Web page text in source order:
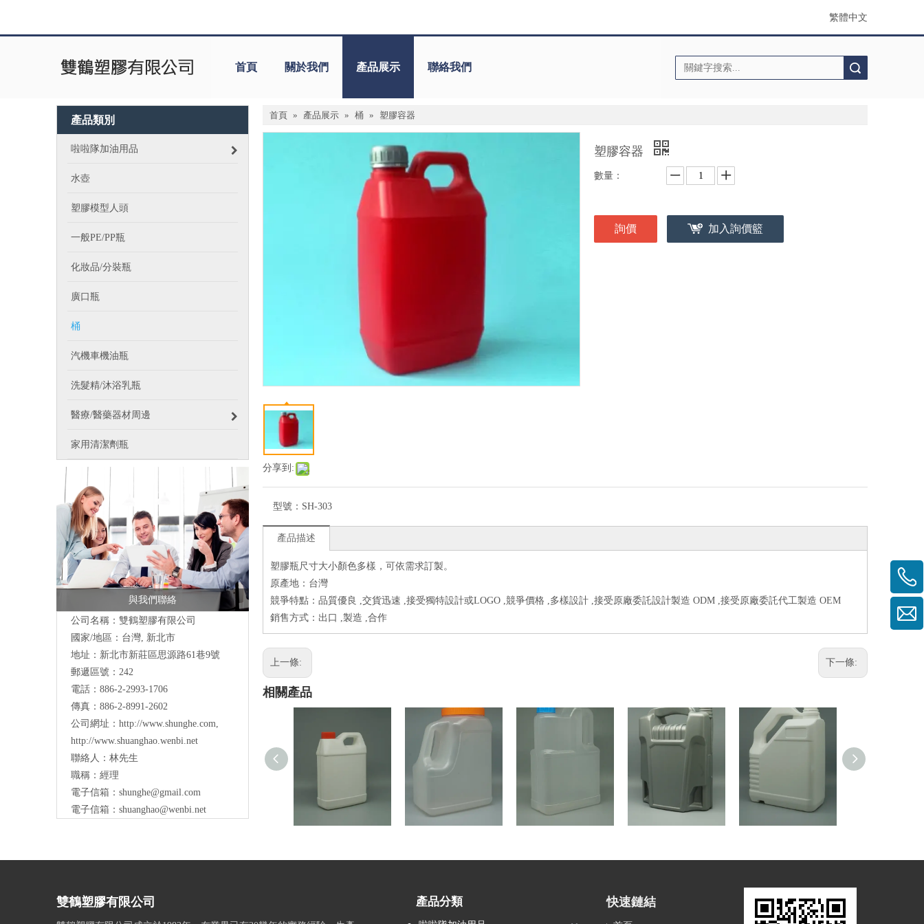
繁體中文
首頁 關於我們 產品展示 聯絡我們
產品類別
啦啦隊加油用品
水壺
塑膠模型人頭
一般PE/PP瓶
化妝品/分裝瓶
廣口瓶
桶
汽機車機油瓶
洗髮精/沐浴乳瓶
醫療/醫藥器材周邊
家用清潔劑瓶
與我們聯絡
公司名稱：雙鶴塑膠有限公司
國家/地區：台灣, 新北市
地址： 新北市新莊區思源路61巷9號
郵遞區號：242
電話：886-2-2993-1706
傳真：886-2-8991-2602
公司網址： http://www.shunghe.com,
http://www.shuanghao.wenbi.net
聯絡人：林先生
職稱：經理
電子信箱： shunghe@gmail.com
電子信箱： shuanghao@wenbi.net
首頁 » 產品展示 » 桶 » 塑膠容器
分享到:
塑膠容器
數量：
詢價 加入詢價籃
型號： SH-303
產品描述
塑膠瓶尺寸大小顏色多樣，可依需求訂製。
原產地：台灣
競爭特點：品質優良 ,交貨迅速 ,接受獨特設計或LOGO ,競爭價格 ,多樣設計 ,接受原廠委託設計製造 ODM ,接受原廠委託代工製造 OEM
銷售方式：出口 ,製造 ,合作
上一條: 下一條:
相關產品
大桶(4公升) 大桶(2公升)
雙鶴塑膠有限公司 產品分類 快速鏈結